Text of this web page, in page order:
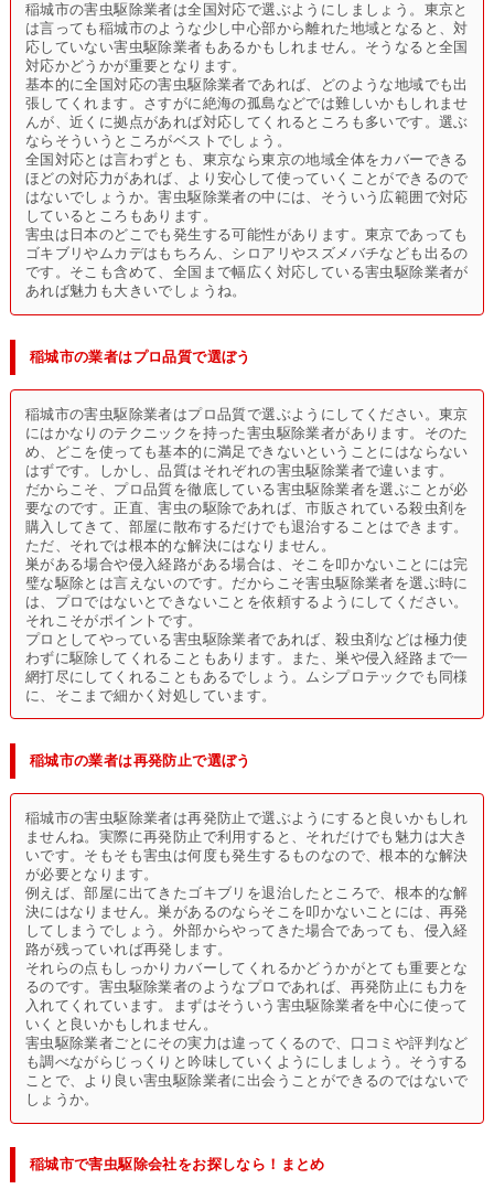
稲城市の害虫駆除業者は全国対応で選ぶようにしましょう。東京と
は言っても稲城市のような少し中心部から離れた地域となると、対
応していない害虫駆除業者もあるかもしれません。そうなると全国
対応かどうかが重要となります。
基本的に全国対応の害虫駆除業者であれば、どのような地域でも出
張してくれます。さすがに絶海の孤島などでは難しいかもしれませ
んが、近くに拠点があれば対応してくれるところも多いです。選ぶ
ならそういうところがベストでしょう。
全国対応とは言わずとも、東京なら東京の地域全体をカバーできる
ほどの対応力があれば、より安心して使っていくことができるので
はないでしょうか。害虫駆除業者の中には、そういう広範囲で対応
しているところもあります。
害虫は日本のどこでも発生する可能性があります。東京であっても
ゴキブリやムカデはもちろん、シロアリやスズメバチなども出るの
です。そこも含めて、全国まで幅広く対応している害虫駆除業者が
あれば魅力も大きいでしょうね。
稲城市の業者はプロ品質で選ぼう
稲城市の害虫駆除業者はプロ品質で選ぶようにしてください。東京
にはかなりのテクニックを持った害虫駆除業者があります。そのた
め、どこを使っても基本的に満足できないということにはならない
はずです。しかし、品質はそれぞれの害虫駆除業者で違います。
だからこそ、プロ品質を徹底している害虫駆除業者を選ぶことが必
要なのです。正直、害虫の駆除であれば、市販されている殺虫剤を
購入してきて、部屋に散布するだけでも退治することはできます。
ただ、それでは根本的な解決にはなりません。
巣がある場合や侵入経路がある場合は、そこを叩かないことには完
璧な駆除とは言えないのです。だからこそ害虫駆除業者を選ぶ時に
は、プロではないとできないことを依頼するようにしてください。
それこそがポイントです。
プロとしてやっている害虫駆除業者であれば、殺虫剤などは極力使
わずに駆除してくれることもあります。また、巣や侵入経路まで一
網打尽にしてくれることもあるでしょう。ムシプロテックでも同様
に、そこまで細かく対処しています。
稲城市の業者は再発防止で選ぼう
稲城市の害虫駆除業者は再発防止で選ぶようにすると良いかもしれ
ませんね。実際に再発防止で利用すると、それだけでも魅力は大き
いです。そもそも害虫は何度も発生するものなので、根本的な解決
が必要となります。
例えば、部屋に出てきたゴキブリを退治したところで、根本的な解
決にはなりません。巣があるのならそこを叩かないことには、再発
してしまうでしょう。外部からやってきた場合であっても、侵入経
路が残っていれば再発します。
それらの点もしっかりカバーしてくれるかどうかがとても重要とな
るのです。害虫駆除業者のようなプロであれば、再発防止にも力を
入れてくれています。まずはそういう害虫駆除業者を中心に使って
いくと良いかもしれません。
害虫駆除業者ごとにその実力は違ってくるので、口コミや評判など
も調べながらじっくりと吟味していくようにしましょう。そうする
ことで、より良い害虫駆除業者に出会うことができるのではないで
しょうか。
稲城市で害虫駆除会社をお探しなら！まとめ